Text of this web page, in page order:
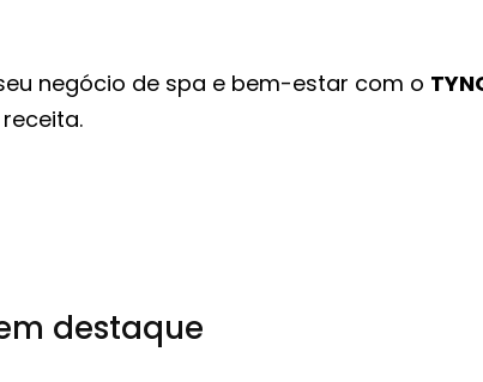
negócio de spa e bem-estar com o
destaque